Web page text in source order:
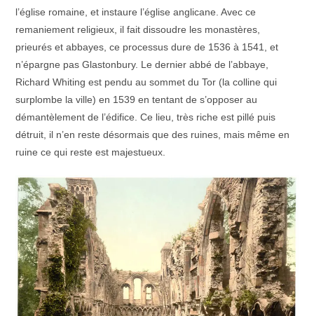
l’église romaine, et instaure l’église anglicane. Avec ce
remaniement religieux, il fait dissoudre les monastères,
prieurés et abbayes, ce processus dure de 1536 à 1541, et
n’épargne pas Glastonbury. Le dernier abbé de l’abbaye,
Richard Whiting est pendu au sommet du Tor (la colline qui
surplombe la ville) en 1539 en tentant de s’opposer au
démantèlement de l’édifice. Ce lieu, très riche est pillé puis
détruit, il n’en reste désormais que des ruines, mais même en
ruine ce qui reste est majestueux.